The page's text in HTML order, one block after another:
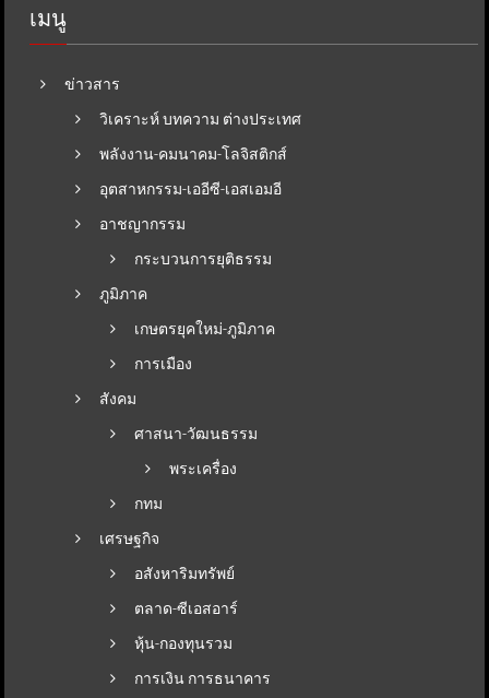
เมนู
ข่าวสาร
วิเคราะห์ บทความ ต่างประเทศ
พลังงาน-คมนาคม-โลจิสติกส์
อุตสาหกรรม-เออีซี-เอสเอมอี
อาชญากรรม
กระบวนการยุติธรรม
ภูมิภาค
เกษตรยุคใหม่-ภูมิภาค
การเมือง
สังคม
ศาสนา-วัฒนธรรม
พระเครื่อง
กทม
เศรษฐกิจ
อสังหาริมทรัพย์
ตลาด-ซีเอสอาร์
หุ้น-กองทุนรวม
การเงิน การธนาคาร